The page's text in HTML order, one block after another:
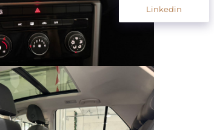
Linkedin